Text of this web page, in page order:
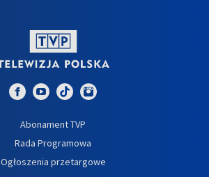
Abonament TVP
Rada Programowa
Ogłoszenia przetargowe